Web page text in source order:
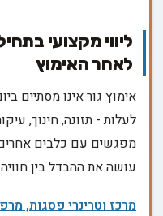
ליווי מקצועי
לאחר האימוץ
אימוץ גור אינו מסתיים
לעלות - תזונה, חינוך,
מפגשים עם כלבים אחרים
עושה את ההבדל בין
מרכז וטרינרי פסגות,